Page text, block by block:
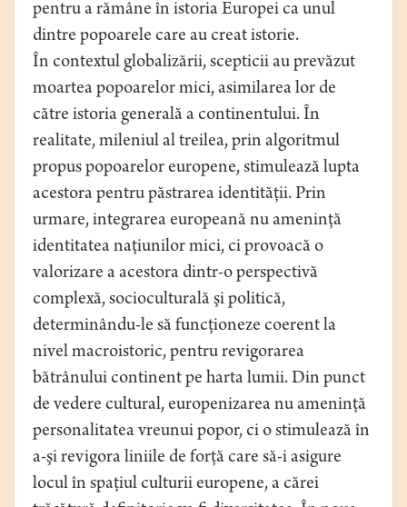
pentru a rămâne în istoria Europei ca unul
dintre popoarele care au creat istorie.
În contextul globalizării, scepticii au prevăzut
moartea popoarelor mici, asimilarea lor de
către istoria generală a continentului. În
realitate, mileniul al treilea, prin algoritmul
propus popoarelor europene, stimulează lupta
acestora pentru păstrarea identităţii. Prin
urmare, integrarea europeană nu ameninţă
identitatea naţiunilor mici, ci provoacă o
valorizare a acestora dintr-o perspectivă
complexă, socioculturală şi politică,
determinându-le să funcţioneze coerent la
nivel macroistoric, pentru revigorarea
bătrânului continent pe harta lumii. Din punct
de vedere cultural, europenizarea nu ameninţă
personalitatea vreunui popor, ci o stimulează în
a-şi revigora liniile de forţă care să-i asigure
locul în spaţiul culturii europene, a cărei